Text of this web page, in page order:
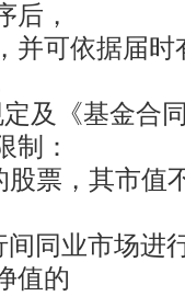
后，
并可依据届时
定及《基金合
制：
票，其市值
同业市场进
值的